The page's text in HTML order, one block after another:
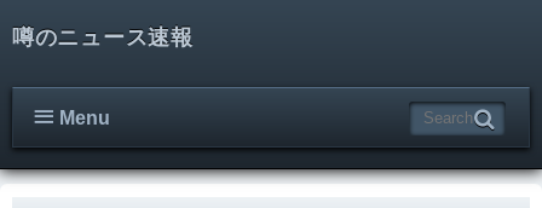
噂のニュース速報
Menu